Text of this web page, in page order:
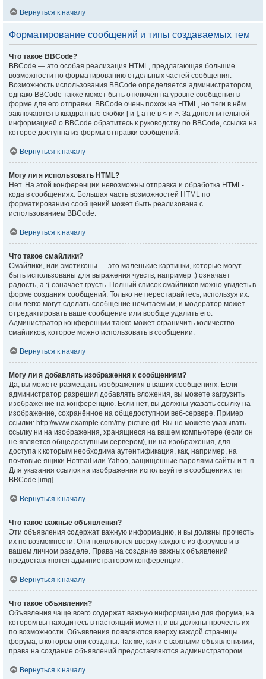
Вернуться к началу
Форматирование сообщений и типы создаваемых тем
Что такое BBCode?
BBCode — это особая реализация HTML, предлагающая большие
возможности по форматированию отдельных частей сообщения.
Возможность использования BBCode определяется администратором,
однако BBCode также может быть отключён на уровне сообщения в
форме для его отправки. BBCode очень похож на HTML, но теги в нём
заключаются в квадратные скобки [ и ], а не в < и >. За дополнительной
информацией о BBCode обратитесь к руководству по BBCode, ссылка на
которое доступна из формы отправки сообщений.
Вернуться к началу
Могу ли я использовать HTML?
Нет. На этой конференции невозможны отправка и обработка HTML-
кода в сообщениях. Большая часть возможностей HTML по
форматированию сообщений может быть реализована с
использованием BBCode.
Вернуться к началу
Что такое смайлики?
Смайлики, или эмотиконы — это маленькие картинки, которые могут
быть использованы для выражения чувств, например :) означает
радость, а :( означает грусть. Полный список смайликов можно увидеть в
форме создания сообщений. Только не перестарайтесь, используя их:
они легко могут сделать сообщение нечитаемым, и модератор может
отредактировать ваше сообщение или вообще удалить его.
Администратор конференции также может ограничить количество
смайликов, которое можно использовать в сообщении.
Вернуться к началу
Могу ли я добавлять изображения к сообщениям?
Да, вы можете размещать изображения в ваших сообщениях. Если
администратор разрешил добавлять вложения, вы можете загрузить
изображение на конференцию. Если нет, вы должны указать ссылку на
изображение, сохранённое на общедоступном веб-сервере. Пример
ссылки: http://www.example.com/my-picture.gif. Вы не можете указывать
ссылку ни на изображения, хранящиеся на вашем компьютере (если он
не является общедоступным сервером), ни на изображения, для
доступа к которым необходима аутентификация, как, например, на
почтовые ящики Hotmail или Yahoo, защищённые паролями сайты и т. п.
Для указания ссылок на изображения используйте в сообщениях тег
BBCode [img].
Вернуться к началу
Что такое важные объявления?
Эти объявления содержат важную информацию, и вы должны прочесть
их по возможности. Они появляются вверху каждого из форумов и в
вашем личном разделе. Права на создание важных объявлений
предоставляются администратором конференции.
Вернуться к началу
Что такое объявления?
Объявления чаще всего содержат важную информацию для форума, на
котором вы находитесь в настоящий момент, и вы должны прочесть их
по возможности. Объявления появляются вверху каждой страницы
форума, в котором они созданы. Так же, как и с важными объявлениями,
права на создание объявлений предоставляются администратором.
Вернуться к началу